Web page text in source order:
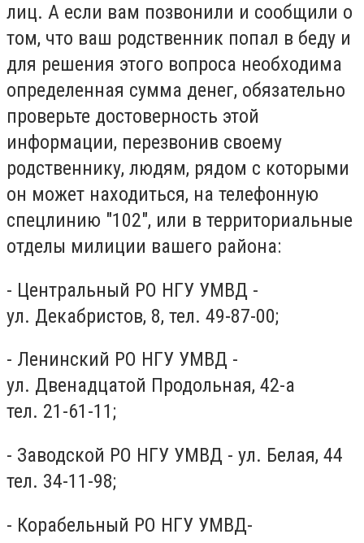
лиц. А если вам позвонили и сообщили о
том, что ваш родственник попал в беду и
для решения этого вопроса необходима
определенная сумма денег, обязательно
проверьте достоверность этой
информации, перезвонив своему
родственнику, людям, рядом с которыми
он может находиться, на телефонную
спецлинию "102", или в территориальные
отделы милиции вашего района:
- Центральный РО НГУ УМВД -
ул. Декабристов, 8, тел. 49-87-00;
- Ленинский РО НГУ УМВД -
ул. Двенадцатой Продольная, 42-а
тел. 21-61-11;
- Заводской РО НГУ УМВД - ул. Белая, 44
тел. 34-11-98;
- Корабельный РО НГУ УМВД-